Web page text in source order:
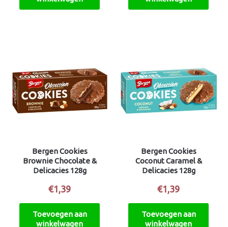
Bergen Cookies
Brownie Chocolate &
Delicacies 128g
€1,39
Toevoegen aan
winkelwagen
Bergen Cookies
Coconut Caramel &
Delicacies 128g
€1,39
Toevoegen aan
winkelwagen